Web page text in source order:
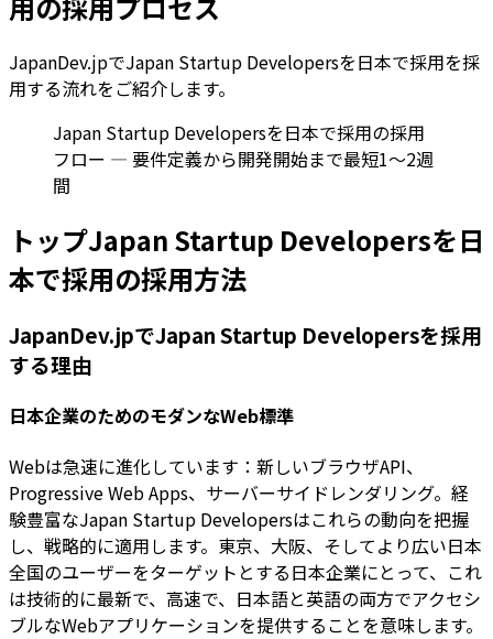
JapanDev.jpでJapan Startup Developersを日本で採用を採
用する流れをご紹介します。
Japan Startup Developersを日本で採用の採用
フロー — 要件定義から開発開始まで最短1〜2週
間
トップJapan Startup Developersを日
本で採用の採用方法
JapanDev.jpでJapan Startup Developersを採用
する理由
日本企業のためのモダンなWeb標準
Webは急速に進化しています：新しいブラウザAPI、
Progressive Web Apps、サーバーサイドレンダリング。経
験豊富なJapan Startup Developersはこれらの動向を把握
し、戦略的に適用します。東京、大阪、そしてより広い日本
全国のユーザーをターゲットとする日本企業にとって、これ
は技術的に最新で、高速で、日本語と英語の両方でアクセシ
ブルなWebアプリケーションを提供することを意味します。